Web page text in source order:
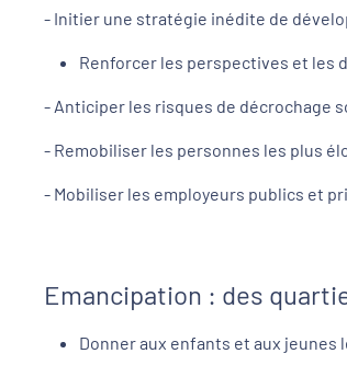
- Initier une stratégie inédite de
Renforcer les perspectives et les
- Anticiper les risques de décrochage
- Remobiliser les personnes les plus
- Mobiliser les employeurs publics et
Emancipation : des
Donner aux enfants et aux